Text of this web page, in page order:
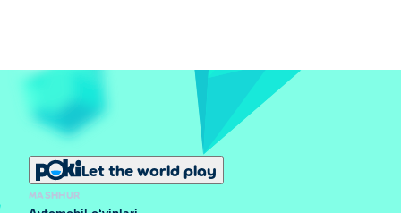
Let the world play
MASHHUR